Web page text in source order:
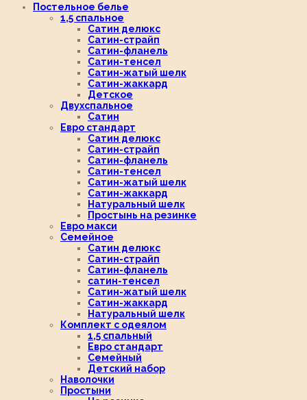
Постельное белье
1,5 спальное
Сатин делюкс
Сатин-страйп
Сатин-фланель
Сатин-тенсел
Сатин-жатый шелк
Сатин-жаккард
Детское
Двухспальное
Сатин
Евро стандарт
Сатин делюкс
Сатин-страйп
Сатин-фланель
Сатин-тенсел
Сатин-жатый шелк
Сатин-жаккард
Натуральный шелк
Простынь на резинке
Евро макси
Семейное
Сатин делюкс
Сатин-страйп
Сатин-фланель
сатин-тенсел
Сатин-жатый шелк
Сатин-жаккард
Натуральный шелк
Комплект с одеялом
1,5 спальный
Евро стандарт
Семейный
Детский набор
Наволочки
Простыни